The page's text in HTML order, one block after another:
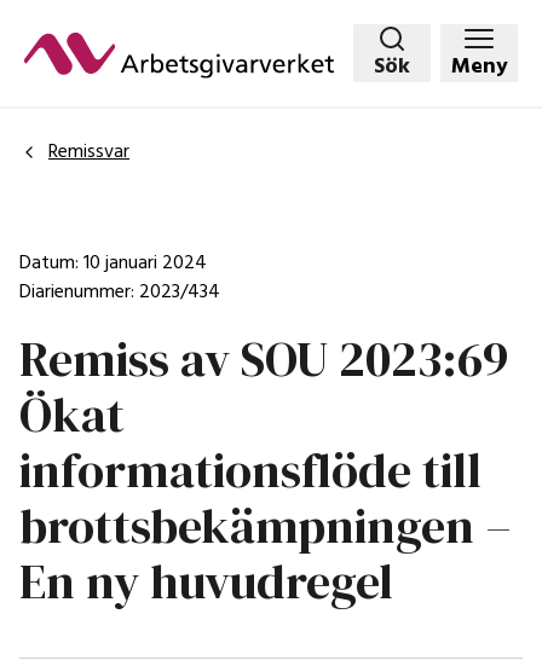
Sök Meny
Remissvar
Datum: 10 januari 2024
Diarienummer: 2023/434
Remiss av SOU 2023:69
Ökat
informationsflöde till
brottsbekämpningen –
En ny huvudregel